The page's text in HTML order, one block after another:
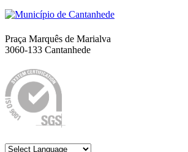
Praça Marquês de Marialva
3060-133 Cantanhede